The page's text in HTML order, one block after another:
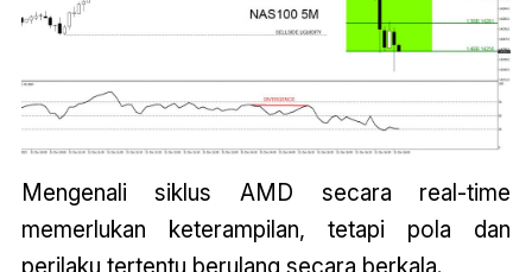
Mengenali siklus AMD secara real-time
memerlukan keterampilan, tetapi pola dan